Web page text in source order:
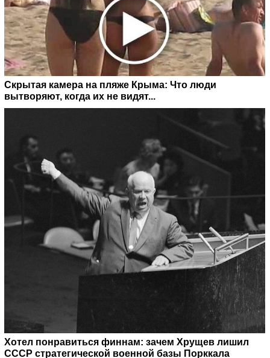
Скрытая камера на пляже Крыма: Что люди
вытворяют, когда их не видят...
Хотел понравиться финнам: зачем Хрущев лишил
СССР стратегической военной базы Порккала